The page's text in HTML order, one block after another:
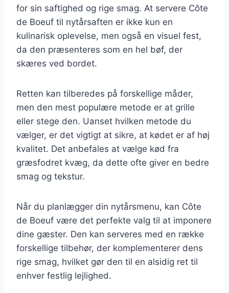
for sin saftighed og rige smag. At servere Côte
de Boeuf til nytårsaften er ikke kun en
kulinarisk oplevelse, men også en visuel fest,
da den præsenteres som en hel bøf, der
skæres ved bordet.
Retten kan tilberedes på forskellige måder,
men den mest populære metode er at grille
eller stege den. Uanset hvilken metode du
vælger, er det vigtigt at sikre, at kødet er af høj
kvalitet. Det anbefales at vælge kød fra
græsfodret kvæg, da dette ofte giver en bedre
smag og tekstur.
Når du planlægger din nytårsmenu, kan Côte
de Boeuf være det perfekte valg til at imponere
dine gæster. Den kan serveres med en række
forskellige tilbehør, der komplementerer dens
rige smag, hvilket gør den til en alsidig ret til
enhver festlig lejlighed.